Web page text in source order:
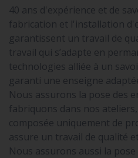
40 ans d'expérience et de
fabrication et l'installation
garantissent un travail de
travail qui s’adapte en
technologies alliée à un
garanti une enseigne
Nous assurons la pose des
fabriquons dans nos
composée uniquement de
assure un travail de qualité
Nous assurons aussi la pose